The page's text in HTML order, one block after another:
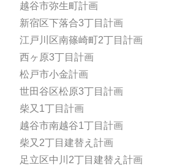
越谷市弥生町計画
新宿区下落合3丁目計画
江戸川区南篠崎町2丁目計画
西ヶ原3丁目計画
松戸市小金計画
世田谷区松原3丁目計画
柴又1丁目計画
越谷市南越谷1丁目計画
柴又2丁目建替え計画
足立区中川2丁目建替え計画